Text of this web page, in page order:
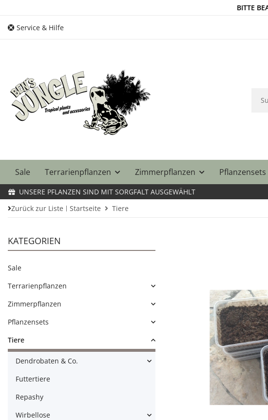
BITTE
Service & Hilfe
Sale Terrarienpflanzen Zimmerpflanzen Pflanzensets
UNSERE PFLANZEN SIND MIT SORGFALT AUSGEWÄHLT
Zurück zur Liste
Startseite Tiere
KATEGORIEN
Sale
Terrarienpflanzen
Zimmerpflanzen
Pflanzensets
Tiere
Dendrobaten & Co.
Futtertiere
Repashy
Wirbellose